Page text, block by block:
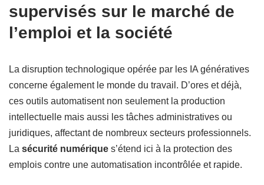
supervisés sur le marché de
l’emploi et la société
La disruption technologique opérée par les IA génératives
concerne également le monde du travail. D’ores et déjà,
ces outils automatisent non seulement la production
intellectuelle mais aussi les tâches administratives ou
juridiques, affectant de nombreux secteurs professionnels.
La sécurité numérique s’étend ici à la protection des
emplois contre une automatisation incontrôlée et rapide.